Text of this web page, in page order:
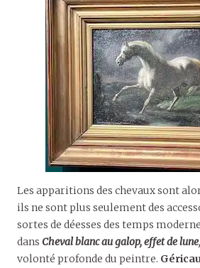
Les apparitions des chevaux sont
ils ne sont plus seulement des
sortes de déesses des temps
dans Cheval blanc au galop, effet de lune,
volonté profonde du peintre.